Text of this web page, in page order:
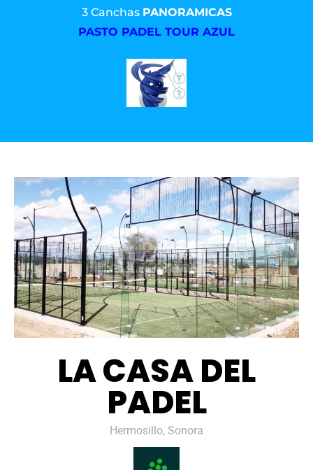
3 Canchas PANORAMICAS
PASTO PADEL TOUR AZUL
LA CASA DEL
PADEL
Hermosillo, Sonora